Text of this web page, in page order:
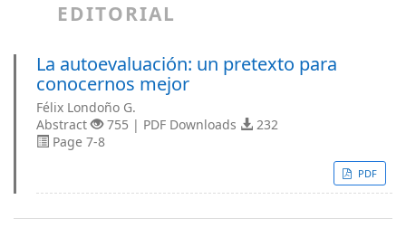
EDITORIAL
La autoevaluación: un pretexto para
conocernos mejor
Félix Londoño G.
Abstract
755 | PDF Downloads
232
Page 7-8
PDF